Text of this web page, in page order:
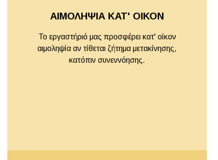
ΑΙΜΟΛΗΨΙΑ ΚΑΤ' ΟΙΚΟΝ
Το εργαστήριό μας προσφέρει κατ' οίκον
αιμοληψία αν τίθεται ζήτημα μετακίνησης,
κατόπιν συνεννόησης.